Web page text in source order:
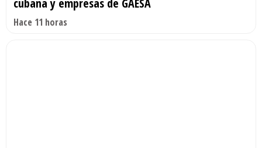
cubana y empresas de GAESA
Hace 11 horas